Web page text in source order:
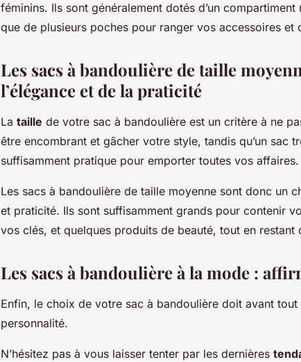
féminins. Ils sont généralement dotés d’un
que de plusieurs poches pour ranger vos accessoires et
Les sacs à bandoulière de taille
l’élégance et de la praticité
La taille de votre sac à bandoulière est un critère à ne
être encombrant et gâcher votre style, tandis qu’un sac
suffisamment pratique pour emporter toutes vos affaires.
Les sacs à bandoulière de taille moyenne sont donc un
et praticité. Ils sont suffisamment grands pour contenir
vos clés, et quelques produits de beauté, tout en restant
Les sacs à bandoulière à la mode :
Enfin, le choix de votre sac à bandoulière doit avant
personnalité.
N’hésitez pas à vous laisser tenter par les dernières